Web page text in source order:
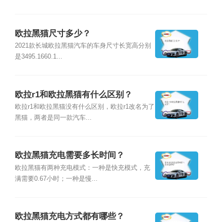
欧拉黑猫尺寸多少？
2021款长城欧拉黑猫汽车的车身尺寸长宽高分别
是3495.1660.1...
欧拉r1和欧拉黑猫有什么区别？
欧拉r1和欧拉黑猫没有什么区别，欧拉r1改名为了
黑猫，两者是同一款汽车...
欧拉黑猫充电需要多长时间？
欧拉黑猫有两种充电模式：一种是快充模式，充
满需要0.67小时；一种是慢...
欧拉黑猫充电方式都有哪些？